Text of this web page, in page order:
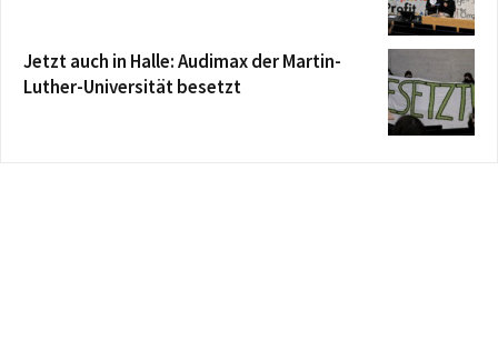
Jetzt auch in Halle: Audimax der Martin-
Luther-Universität besetzt